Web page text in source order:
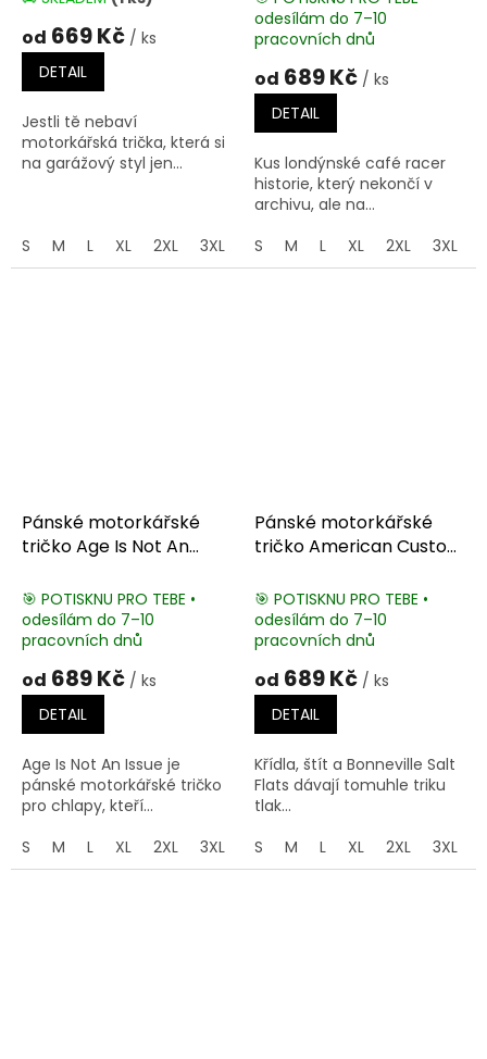
od 669 Kč / ks
DETAIL
Jestli tě nebaví
motorkářská trička, která si
na garážový styl jen...
S M L XL 2XL 3XL 4XL 5XL
odesílám do 7–10
pracovních dnů
od 689 Kč / ks
DETAIL
Kus londýnské café racer
historie, který nekončí v
archivu, ale na...
S
M L XL 2XL 3XL
Pánské motorkářské
tričko Age Is Not An
🎯 POTISKNU PRO TEBE •
odesílám do 7–10
pracovních dnů
od 689 Kč / ks
DETAIL
Age Is Not An Issue je
pánské motorkářské tričko
pro chlapy, kteří...
S
M L XL 2XL 3XL 4XL 5XL
Pánské motorkářské
tričko American Custom
🎯 POTISKNU PRO TEBE •
odesílám do 7–10
pracovních dnů
od 689 Kč / ks
DETAIL
Křídla, štít a Bonneville Salt
Flats dávají tomuhle triku
tlak...
S
M L XL 2XL 3XL